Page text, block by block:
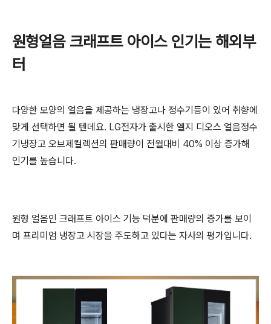
원형얼음 크래프트 아이스 인기는 해외부
터
다양한 모양의 얼음을 제공하는 냉장고나 정수기등이 있어 취향에
맞게 선택하면 될 텐데요. LG전자가 출시한 엘지 디오스 얼음정수
기냉장고 오브제컬렉션의 판매량이 전월대비 40% 이상 증가해
인기를 높습니다.
원형 얼음인 크래프트 아이스 기능 덕분에 판매량의 증가를 보이
며 프리미엄 냉장고 시장을 주도하고 있다는 자사의 평가입니다.